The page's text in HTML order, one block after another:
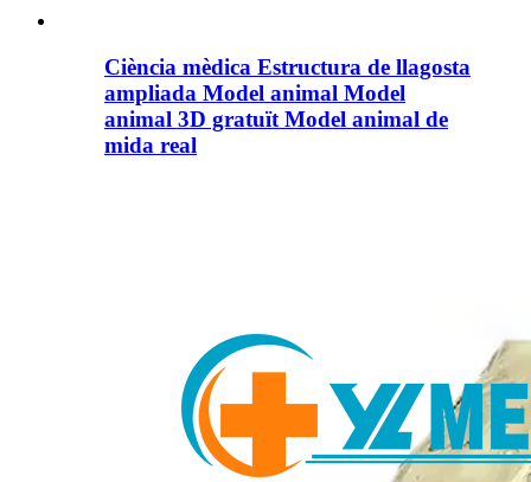
Ciència mèdica Estructura de llagosta
ampliada Model animal Model
animal 3D gratuït Model animal de
mida real